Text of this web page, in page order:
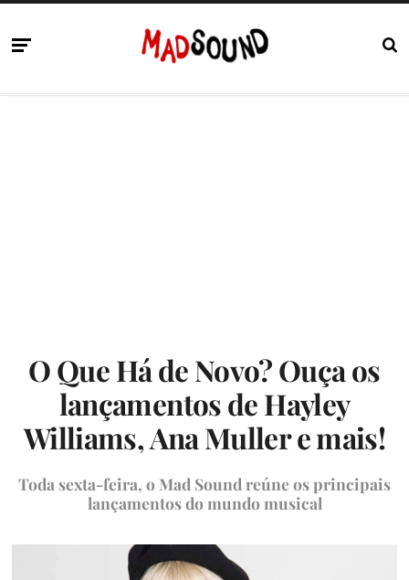
O Que Há de Novo? Ouça os
lançamentos de Hayley
Williams, Ana Muller e mais!
Toda sexta-feira, o Mad Sound reúne os principais
lançamentos do mundo musical